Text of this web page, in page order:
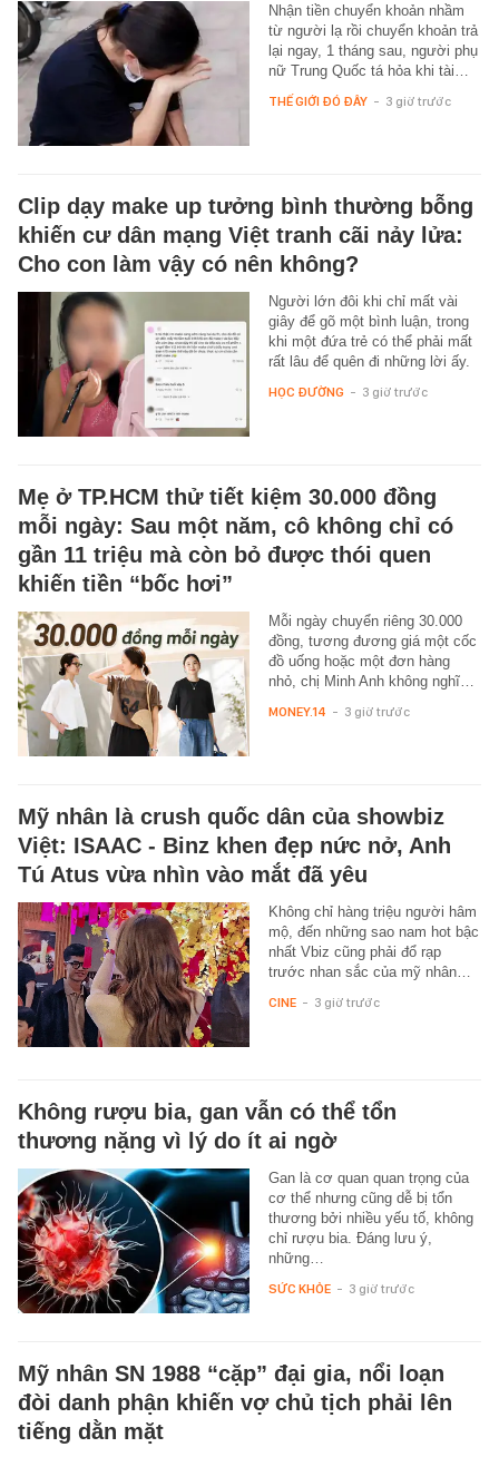
Nhận tiền chuyển khoản nhầm
từ người lạ rồi chuyển khoản trả
lại ngay, 1 tháng sau, người phụ
nữ Trung Quốc tá hỏa khi tài…
THẾ GIỚI ĐÓ ĐÂY - 3 giờ trước
Clip dạy make up tưởng bình thường bỗng
khiến cư dân mạng Việt tranh cãi nảy lửa:
Cho con làm vậy có nên không?
Người lớn đôi khi chỉ mất vài
giây để gõ một bình luận, trong
khi một đứa trẻ có thể phải mất
rất lâu để quên đi những lời ấy.
HỌC ĐƯỜNG - 3 giờ trước
Mẹ ở TP.HCM thử tiết kiệm 30.000 đồng
mỗi ngày: Sau một năm, cô không chỉ có
gần 11 triệu mà còn bỏ được thói quen
khiến tiền “bốc hơi”
Mỗi ngày chuyển riêng 30.000
đồng, tương đương giá một cốc
đồ uống hoặc một đơn hàng
nhỏ, chị Minh Anh không nghĩ…
MONEY.14 - 3 giờ trước
Mỹ nhân là crush quốc dân của showbiz
Việt: ISAAC - Binz khen đẹp nức nở, Anh
Tú Atus vừa nhìn vào mắt đã yêu
Không chỉ hàng triệu người hâm
mộ, đến những sao nam hot bậc
nhất Vbiz cũng phải đổ rạp
trước nhan sắc của mỹ nhân…
CINE - 3 giờ trước
Không rượu bia, gan vẫn có thể tổn
thương nặng vì lý do ít ai ngờ
Gan là cơ quan quan trọng của
cơ thể nhưng cũng dễ bị tổn
thương bởi nhiều yếu tố, không
chỉ rượu bia. Đáng lưu ý,
những…
SỨC KHỎE - 3 giờ trước
Mỹ nhân SN 1988 “cặp” đại gia, nổi loạn
đòi danh phận khiến vợ chủ tịch phải lên
tiếng dằn mặt